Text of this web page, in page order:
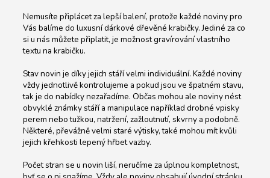
Nemusíte připlácet za lepší balení, protože každé noviny pro
Vás balíme do luxusní dárkové dřevěné krabičky. Jediné za co
si u nás můžete připlatit, je možnost gravírování vlastního
textu na krabičku.
Stav novin je díky jejich stáří velmi individuální. Každé noviny
vždy jednotlivě kontrolujeme a pokud jsou ve špatném stavu,
tak je do nabídky nezařadíme. Občas mohou ale noviny nést
obvyklé známky stáří a manipulace například drobné vpisky
perem nebo tužkou, natržení, zažloutnutí, skvrny a podobně.
Některé, převážně velmi staré výtisky, také mohou mít kvůli
jejich křehkosti lepený hřbet vazby.
Počet stran se u novin liší, neručíme za úplnou kompletnost,